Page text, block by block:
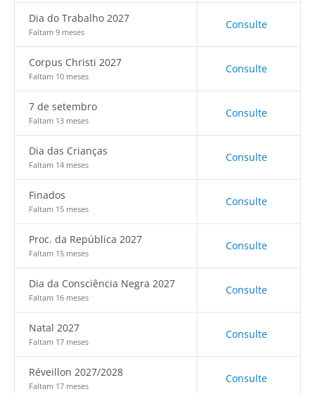
Dia do Trabalho 2027
Faltam 9 meses
Consulte
Corpus Christi 2027
Faltam 10 meses
Consulte
7 de setembro
Faltam 13 meses
Consulte
Dia das Crianças
Faltam 14 meses
Consulte
Finados
Faltam 15 meses
Consulte
Proc. da República 2027
Faltam 15 meses
Consulte
Dia da Consciência Negra 2027
Faltam 16 meses
Consulte
Natal 2027
Faltam 17 meses
Consulte
Réveillon 2027/2028
Faltam 17 meses
Consulte